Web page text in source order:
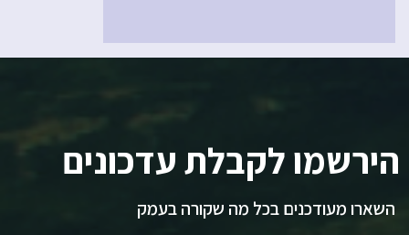
הירשמו לקבלת עדכונים
השארו מעודכנים בכל מה שקורה בעמק